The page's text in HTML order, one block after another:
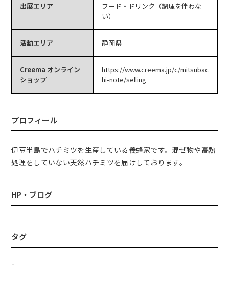
出展エリア
フード・ドリンク（調理を伴わな
い）
活動エリア 静岡県
Creema オンライン
ショップ
https://www.creema.jp/c/mitsubac
hi-note/selling
プロフィール
伊豆半島でハチミツを生産している養蜂家です。混ぜ物や高熱
処理をしていない天然ハチミツを届けしております。
HP・ブログ
タグ
-